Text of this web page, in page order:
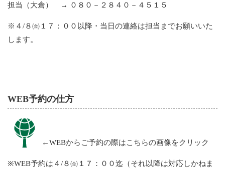
担当（大倉） → ０８０－２８４０－４５１５
※４/８㈮１７：００以降・当日の連絡は担当までお願いいた
します。
WEB予約の仕方
←WEBからご予約の際はこちらの画像をクリック
※WEB予約は４/８㈮１７：００迄（それ以降は対応しかねま